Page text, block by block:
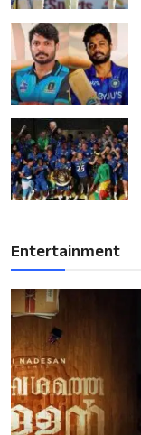
Entertainment